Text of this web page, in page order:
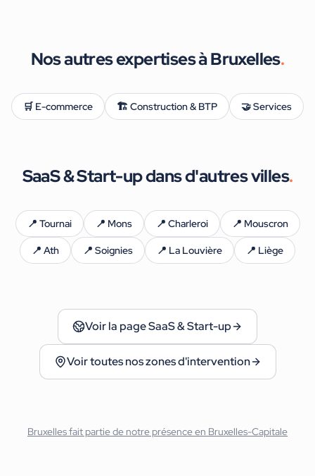
Nos autres expertises àBruxelles.
🛒 E-commerce 🏗️ Construction & BTP 🤝Services
SaaS & Start-updans d'autres villes.
📍 Tournai 📍 Mons 📍 Charleroi 📍 Mouscron
📍 Ath 📍 Soignies 📍 La Louvière 📍 Liège
Voir la pageSaaS & Start-up
Voir toutes nos zones d'intervention
Bruxellesfait partie de notre présence en Bruxelles-Capitale